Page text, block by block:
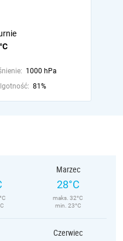
1000 hPa
81%
Marzec
28°C
maks. 32°C
min. 23°C
Czerwiec